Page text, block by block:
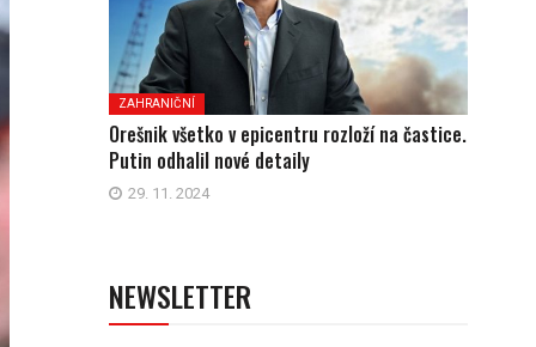
ZAHRANIČNÍ
Orešnik všetko v epicentru rozloží na častice.
Putin odhalil nové detaily
29. 11. 2024
NEWSLETTER